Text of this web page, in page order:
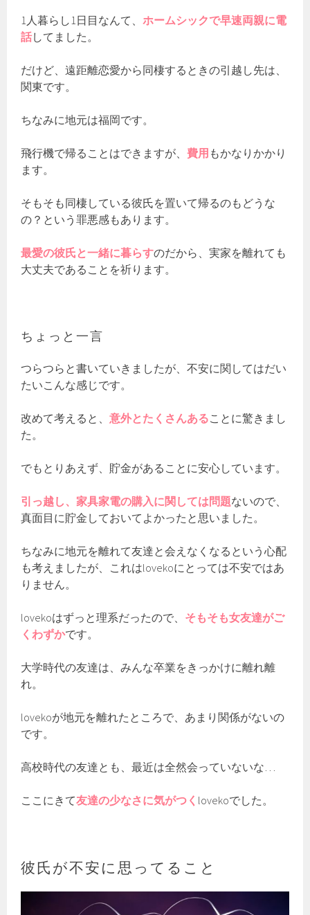
1人暮らし1日目なんて、ホームシックで早速両親に電
話してました。
だけど、遠距離恋愛から同棲するときの引越し先は、
関東です。
ちなみに地元は福岡です。
飛行機で帰ることはできますが、費用 もかなりかかり
ます。
そもそも同棲している彼氏を置いて帰るのもどうな
の？という罪悪感もあります。
最愛の彼氏と一緒に暮らすのだから、実家を離れても
大丈夫であることを祈ります。
ちょっと一言
つらつらと書いていきましたが、不安に関してはだい
たいこんな感じです。
改めて考えると、意外とたくさんあることに驚きまし
た。
でもとりあえず、貯金があることに安心しています。
引っ越し、家具家電の購入に関しては問題ないので、
真面目に貯金しておいてよかったと思いました。
ちなみに地元を離れて友達と会えなくなるという心配
も考えましたが、これはlovekoにとっては不安ではあ
りません。
lovekoはずっと理系だったので、 そもそも女友達がご
くわずかです。
大学時代の友達は、みんな卒業をきっかけに離れ離
れ。
lovekoが地元を離れたところで、あまり関係がないの
です。
高校時代の友達とも、最近は全然会っていないな…
ここにきて友達の少なさに気がつく lovekoでした。
彼氏が不安に思ってること